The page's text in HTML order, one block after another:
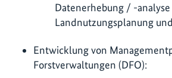
Datenerhebung / -
Landnutzungsplanung
Entwicklung von
Forstverwaltungen (DFO):